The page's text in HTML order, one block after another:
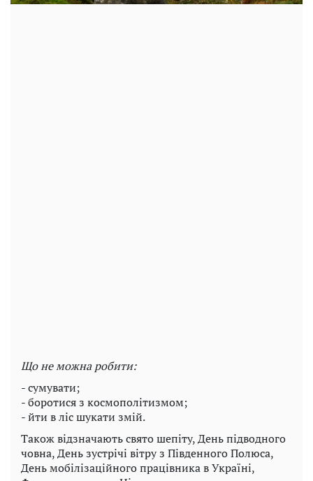
Що не можна робити:
- сумувати;
- боротися з космополітизмом;
- йти в ліс шукати змій.
Також відзначають свято шепіту, День підводного
човна, День зустрічі вітру з Південного Полюса,
День мобілізаційного працівника в Україні,